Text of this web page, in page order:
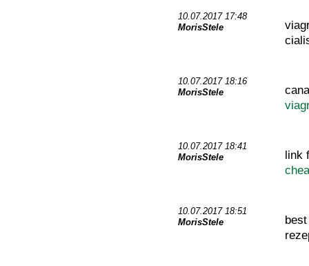
10.07.2017 17:48
MorisStele
10.07.2017 18:16
MorisStele
10.07.2017 18:41
MorisStele
link
10.07.2017 18:51
MorisStele